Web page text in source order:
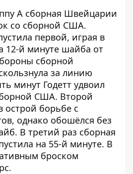
А сборная Швейцарии
со сборной США.
первой, играя в
12-й минуте шайба от
сборной
за линию
минут Годетт удвоил
США. Второй
острой борьбе с
однако обошёлся без
В третий раз сборная
на 55-й минуте. В
броском